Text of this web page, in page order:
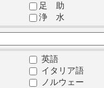
足 助
浄 水
英語
イタリア語
ノルウェー